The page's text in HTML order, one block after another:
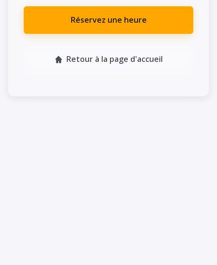
Réservez une heure
Retour à la page d'accueil